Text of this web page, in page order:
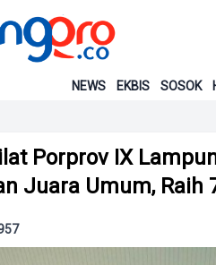
NEWS EKBIS SOSOK
Porprov IX
Juara Umum, Raih